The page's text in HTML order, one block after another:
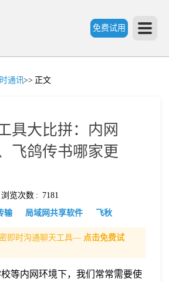
免费试用
通讯>> 正文
具大比拼：内网
飞鸽传书哪家更
浏览次数 : 7181
输 局域网共享软件 飞秋
即时沟通聊天工具— 点击免费试
等内网环境下，我们常常需要使